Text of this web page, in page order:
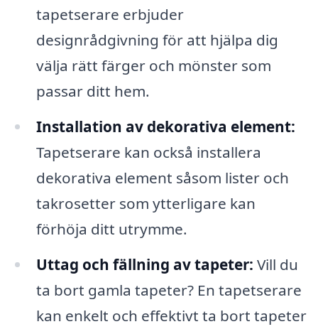
tapetserare erbjuder
designrådgivning för att hjälpa dig
välja rätt färger och mönster som
passar ditt hem.
Installation av dekorativa element:
Tapetserare kan också installera
dekorativa element såsom lister och
takrosetter som ytterligare kan
förhöja ditt utrymme.
Uttag och fällning av tapeter: Vill du
ta bort gamla tapeter? En tapetserare
kan enkelt och effektivt ta bort tapeter